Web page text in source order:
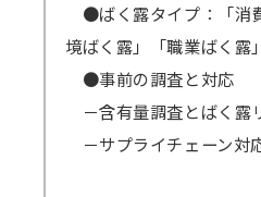
●ばく露タイプ：「消
境ばく露」「職業ばく露」
●事前の調査と対応
－含有量調査とばく露
－サプライチェーン対